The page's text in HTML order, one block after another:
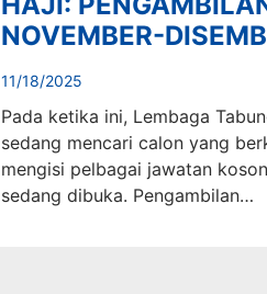
NOVEMBER-
11/18/2025
Pada ketika ini, Lembaga
sedang mencari calon yang
mengisi pelbagai jawatan
sedang dibuka. Pengambilan…